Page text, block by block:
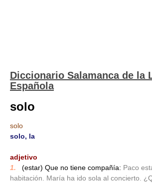
Diccionario Salamanca de la
Española
solo
solo
solo, la
adjetivo
1.
(estar) Que no tiene compañía: Paco
habitación. María ha ido sola al concierto.